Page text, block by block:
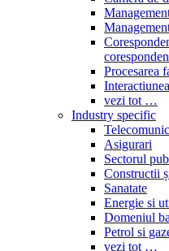
Procesarea
vezi tot …
Industry specific
Asigurari
Sectorul
Constructii
Sanatate
Energie si
Domeniul
Petrol si
vezi tot …